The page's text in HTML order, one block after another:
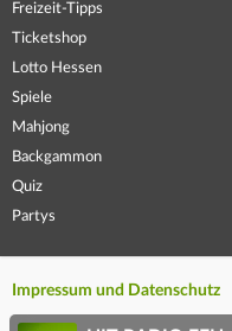
Freizeit-Tipps
Ticketshop
Lotto Hessen
Spiele
Mahjong
Backgammon
Quiz
Partys
Impressum und Datenschutz